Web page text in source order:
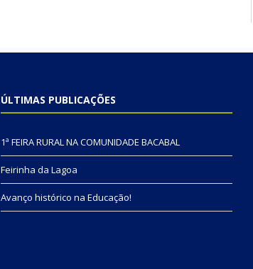
ÚLTIMAS PUBLICAÇÕES
1ª FEIRA RURAL NA COMUNIDADE BACABAL
Feirinha da Lagoa
Avanço histórico na Educação!